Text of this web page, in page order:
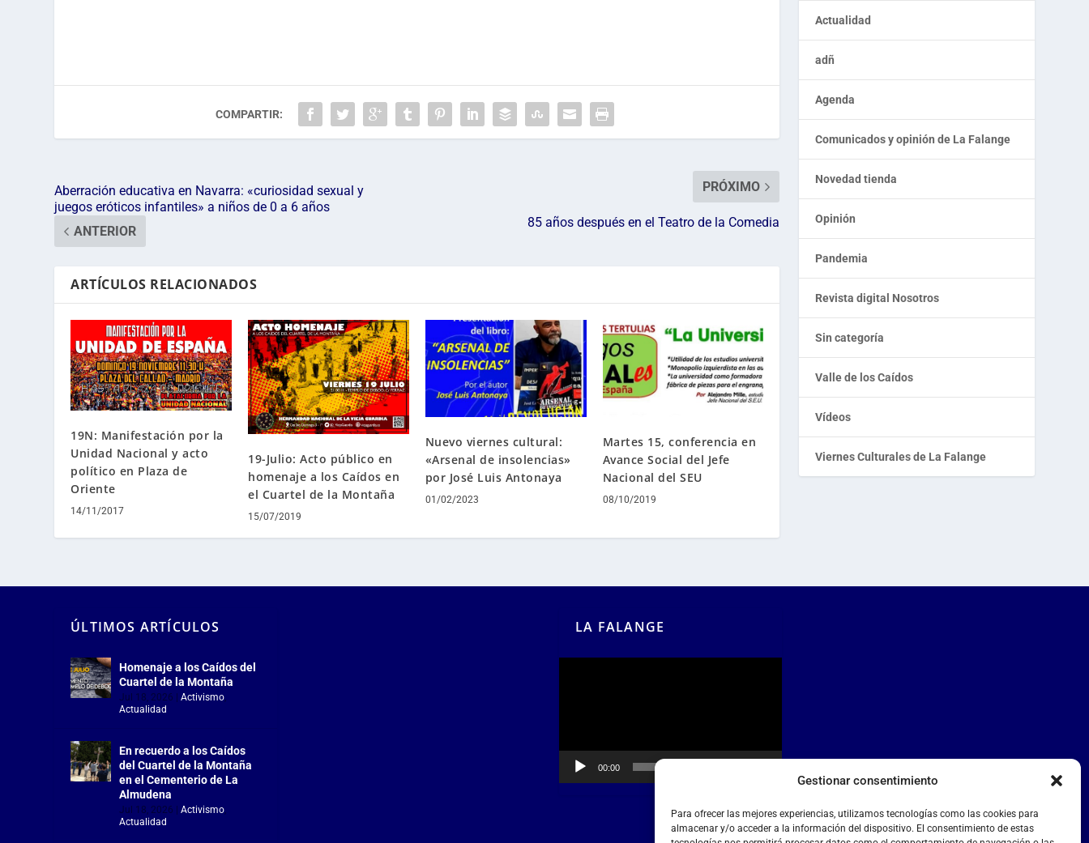
Gestionar consentimiento
Para ofrecer las mejores experiencias, utilizamos tecnologías como las cookies para
almacenar y/o acceder a la información del dispositivo. El consentimiento de estas
COMPARTIR:
Aberración educativa en Navarra: «curiosidad sexual y
juegos eróticos infantiles» a niños de 0 a 6 años
ANTERIOR
PRÓXIMO
85 años después en el Teatro de la Comedia
ARTÍCULOS RELACIONADOS
19N: Manifestación por la
Unidad Nacional y acto
político en Plaza de
Oriente
14/11/2017
19-Julio: Acto público en
homenaje a los Caídos en
el Cuartel de la Montaña
15/07/2019
Nuevo viernes cultural:
«Arsenal de insolencias»
por José Luis Antonaya
01/02/2023
Martes 15, conferencia en
Avance Social del Jefe
Nacional del SEU
08/10/2019
Actualidad
adñ
Agenda
Comunicados y opinión de La Falange
Novedad tienda
Opinión
Pandemia
Revista digital Nosotros
Sin categoría
Valle de los Caídos
Vídeos
Viernes Culturales de La Falange
ÚLTIMOS ARTÍCULOS
Homenaje a los Caídos del
Cuartel de la Montaña
Jul 18, 2026 |Activismo,
Actualidad
En recuerdo a los Caídos
del Cuartel de la Montaña
en el Cementerio de La
Almudena
Jul 18, 2026 |Activismo,
Actualidad
LA FALANGE
00:00